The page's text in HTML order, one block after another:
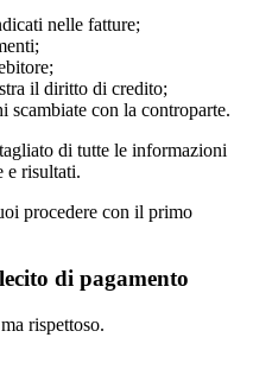
nelle fatture;
il diritto di credito;
con la controparte.
di tutte le informazioni
e risultati.
procedere con il primo
di pagamento
rispettoso.